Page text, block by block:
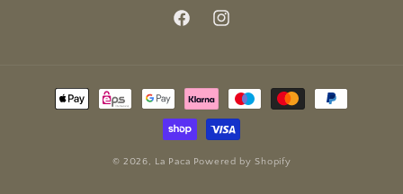
FacebookInstagram
Zahlungsmethoden
© 2026, La Paca Powered by Shopify